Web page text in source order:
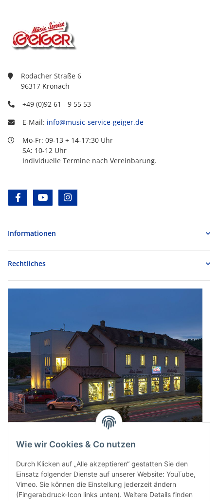
Wie wir Cookies & Co nutzen
Durch Klicken auf „Alle akzeptieren“ gestatten Sie den
Einsatz folgender Dienste auf unserer Website: YouTube,
Vimeo. Sie können die Einstellung jederzeit ändern
(Fingerabdruck-Icon links unten). Weitere Details finden
Rodacher Straße 6
96317 Kronach
+49 (0)92 61 - 9 55 53
E-Mail: info@music-service-geiger.de
Mo-Fr: 09-13 + 14-17:30 Uhr
SA: 10-12 Uhr
Individuelle Termine nach Vereinbarung.
facebookyoutube
Informationen
Rechtliches